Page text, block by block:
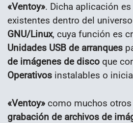
«Ventoy». Dicha aplicación
existentes dentro del
GNU/Linux, cuya función es
Unidades USB de arranques
de imágenes de disco que
Operativos instalables o
«Ventoy» como muchos otros
grabación de archivos de